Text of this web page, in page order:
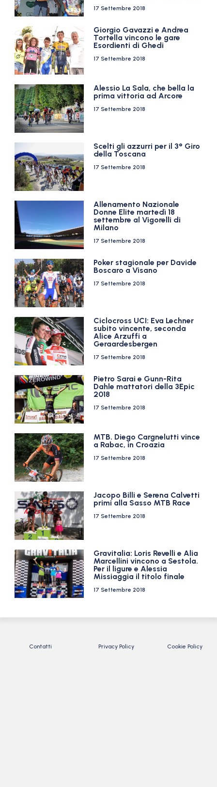
17 Settembre 2018
Giorgio Gavazzi e Andrea
Tortella vincono le gare
Esordienti di Ghedi
17 Settembre 2018
Alessio La Sala, che bella la
prima vittoria ad Arcore
17 Settembre 2018
Scelti gli azzurri per il 3° Giro
della Toscana
17 Settembre 2018
Allenamento Nazionale
Donne Elite martedì 18
settembre al Vigorelli di
Milano
17 Settembre 2018
Poker stagionale per Davide
Boscaro a Visano
17 Settembre 2018
Ciclocross UCI: Eva Lechner
subito vincente, seconda
Alice Arzuffi a
Geraardesbergen
17 Settembre 2018
Pietro Sarai e Gunn-Rita
Dahle mattatori della 3Epic
2018
17 Settembre 2018
MTB. Diego Cargnelutti vince
a Rabac, in Croazia
17 Settembre 2018
Jacopo Billi e Serena Calvetti
primi alla Sasso MTB Race
17 Settembre 2018
Gravitalia: Loris Revelli e Alia
Marcellini vincono a Sestola.
Per il ligure e Alessia
Missiaggia il titolo finale
17 Settembre 2018
Contatti Privacy Policy Cookie Policy